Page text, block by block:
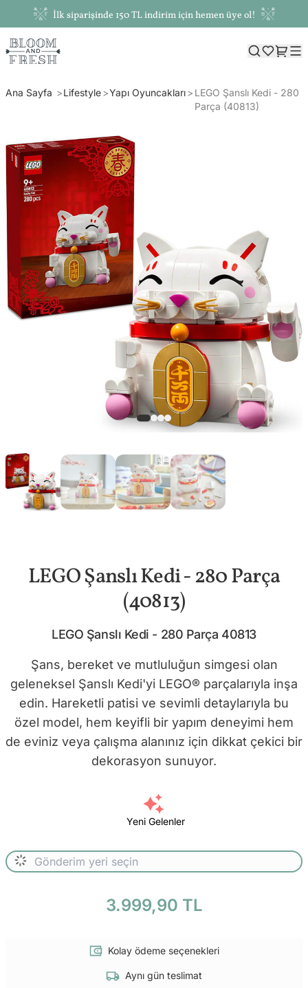
İlk siparişinde 150 TL indirim için hemen üye ol!
Ana Sayfa Lifestyle Yapı Oyuncakları
LEGO Şanslı Kedi - 280
Parça (40813)
LEGO Şanslı Kedi - 280 Parça
(40813)
LEGO Şanslı Kedi - 280 Parça 40813
Şans, bereket ve mutluluğun simgesi olan
geleneksel Şanslı Kedi'yi LEGO® parçalarıyla inşa
edin. Hareketli patisi ve sevimli detaylarıyla bu
özel model, hem keyifli bir yapım deneyimi hem
de eviniz veya çalışma alanınız için dikkat çekici bir
dekorasyon sunuyor.
Yeni Gelenler
3.999,90 TL
Kolay ödeme seçenekleri
Aynı gün teslimat